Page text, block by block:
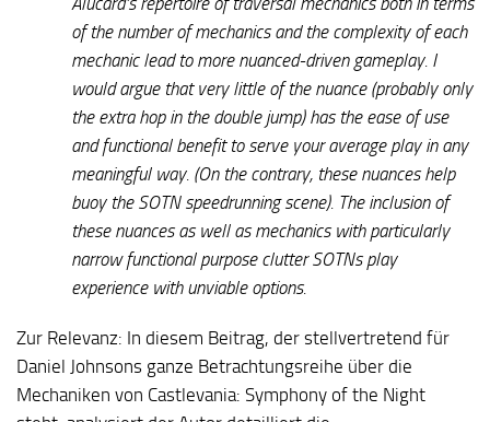
of the number of mechanics and the complexity of each
mechanic lead to more nuanced-driven gameplay. I
would argue that very little of the nuance (probably only
the extra hop in the double jump) has the ease of use
and functional benefit to serve your average play in any
meaningful way. (On the contrary, these nuances help
buoy the SOTN speedrunning scene). The inclusion of
these nuances as well as mechanics with particularly
narrow functional purpose clutter SOTNs play
experience with unviable options.
Zur Relevanz: In diesem Beitrag, der stellvertretend für
Daniel Johnsons ganze Betrachtungsreihe über die
Mechaniken von Castlevania: Symphony of the Night